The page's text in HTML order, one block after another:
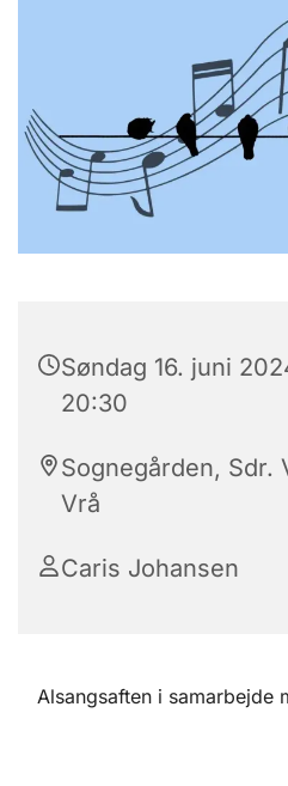
Søndag 16. juni
20:30
Sognegården, Sdr.
Vrå
Caris Johansen
Alsangsaften i samarbejde